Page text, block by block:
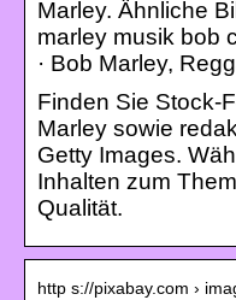
Marley. Ähnliche
marley musik bob
· Bob Marley,
Finden Sie Stock-
Marley sowie
Getty Images.
Inhalten zum
Qualität.
http s://pixabay.com ›